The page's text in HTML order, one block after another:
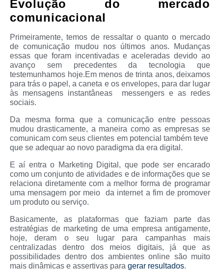
Evolução do mercado
comunicacional
Primeiramente, temos de ressaltar o quanto o mercado
de comunicação mudou nos últimos anos. Mudanças
essas que foram incentivadas e aceleradas devido ao
avanço sem precedentes da tecnologia que
testemunhamos hoje.Em menos de trinta anos, deixamos
para trás o papel, a caneta e os envelopes, para dar lugar
às mensagens instantâneas messengers e as redes
sociais.
Da mesma forma que a comunicação entre pessoas
mudou drasticamente, a maneira como as empresas se
comunicam com seus clientes em potencial também teve
que se adequar ao novo paradigma da era digital.
E aí entra o Marketing Digital, que pode ser encarado
como um conjunto de atividades e de informações que se
relaciona diretamente com a melhor forma de programar
uma mensagem por meio da internet a fim de promover
um produto ou serviço.
Basicamente, as plataformas que faziam parte das
estratégias de marketing de uma empresa antigamente,
hoje, deram o seu lugar para campanhas mais
centralizadas dentro dos meios digitais, já que as
possibilidades dentro dos ambientes online são muito
mais dinâmicas e assertivas para gerar resultados.